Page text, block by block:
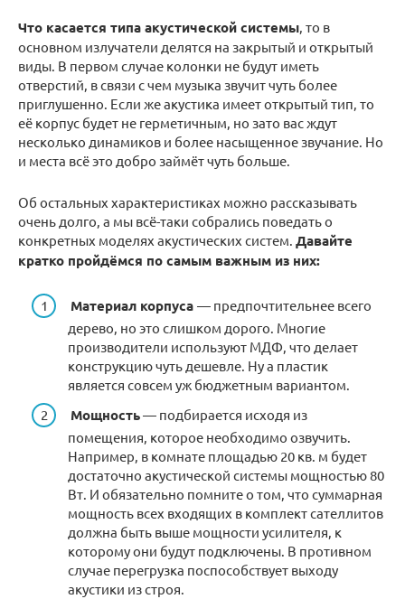
Что касается типа акустической системы, то в
основном излучатели делятся на закрытый и открытый
виды. В первом случае колонки не будут иметь
отверстий, в связи с чем музыка звучит чуть более
приглушенно. Если же акустика имеет открытый тип, то
её корпус будет не герметичным, но зато вас ждут
несколько динамиков и более насыщенное звучание. Но
и места всё это добро займёт чуть больше.
Об остальных характеристиках можно рассказывать
очень долго, а мы всё-таки собрались поведать о
конкретных моделях акустических систем. Давайте
кратко пройдёмся по самым важным из них:
Материал корпуса — предпочтительнее всего
дерево, но это слишком дорого. Многие
производители используют МДФ, что делает
конструкцию чуть дешевле. Ну а пластик
является совсем уж бюджетным вариантом.
Мощность— подбирается исходя из
помещения, которое необходимо озвучить.
Например, в комнате площадью 20 кв. м будет
достаточно акустической системы мощностью 80
Вт. И обязательно помните о том, что суммарная
мощность всех входящих в комплект сателлитов
должна быть выше мощности усилителя, к
которому они будут подключены. В противном
случае перегрузка поспособствует выходу
акустики из строя.